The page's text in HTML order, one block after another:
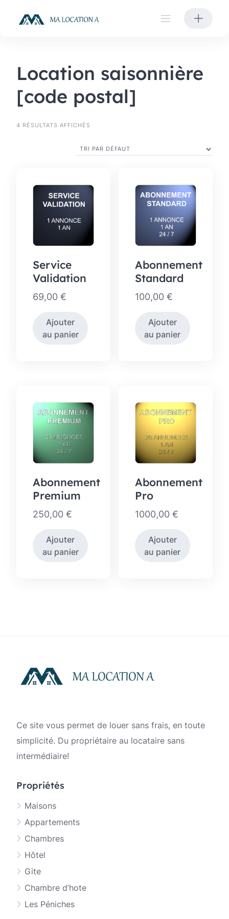
Location saisonnière
[code postal]
4 RÉSULTATS AFFICHÉS
Service
Validation
69,00 €
Ajouter
au panier
Abonnement
Standard
100,00 €
Ajouter
au panier
Abonnement
Premium
250,00 €
Ajouter
au panier
Abonnement
Pro
1000,00 €
Ajouter
au panier
Ce site vous permet de louer sans frais, en toute
simplicité. Du propriétaire au locataire sans
intermédiaire!
Propriétés
Maisons
Appartements
Chambres
Hôtel
Gite
Chambre d’hote
Les Péniches